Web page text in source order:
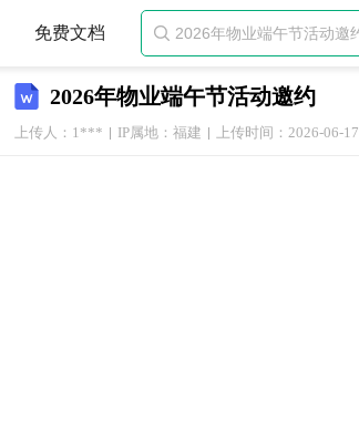
免费文档 
2026年物业端午节活动邀约
上传人：1*** IP属地：福建 上传时间：2026-06-17